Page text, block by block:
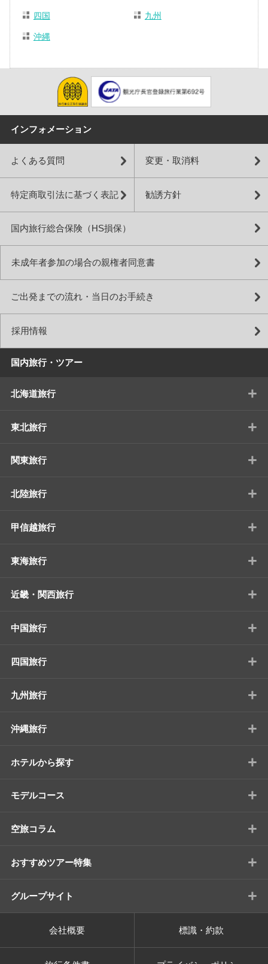
四国 九州
沖縄
インフォメーション
よくある質問 変更・取消料
特定商取引法に基づく表記 勧誘方針
国内旅行総合保険（HS損保）
未成年者参加の場合の親権者同意書
ご出発までの流れ・当日のお手続き
採用情報
国内旅行・ツアー
北海道旅行 +
東北旅行 +
関東旅行 +
北陸旅行 +
甲信越旅行 +
東海旅行 +
近畿・関西旅行 +
中国旅行 +
四国旅行 +
九州旅行 +
沖縄旅行 +
ホテルから探す +
モデルコース +
空旅コラム +
おすすめツアー特集 +
グループサイト +
会社概要 標識・約款